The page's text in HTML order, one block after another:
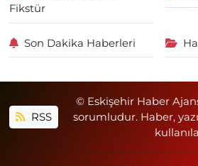
Fikstür
Son Dakika Haberleri
RSS
© Eskişehir Haber
sorumludur. Haber,